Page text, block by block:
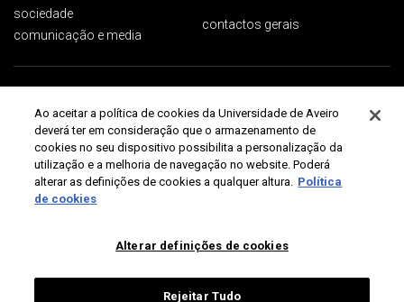
sociedade
comunicação e media
contactos gerais
Universidade de Aveiro 2026
Ao aceitar a política de cookies da Universidade de Aveiro
deverá ter em consideração que o armazenamento de
cookies no seu dispositivo possibilita a personalização da
utilização e a melhoria de navegação no website. Poderá
alterar as definições de cookies a qualquer altura. Política
de cookies
Alterar definições de cookies
Rejeitar Tudo